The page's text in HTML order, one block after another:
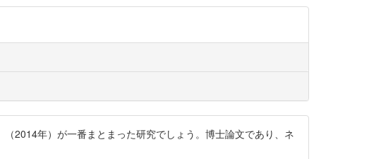
2014年）が一番まとまった研究でしょう。博士論文であり、ネ